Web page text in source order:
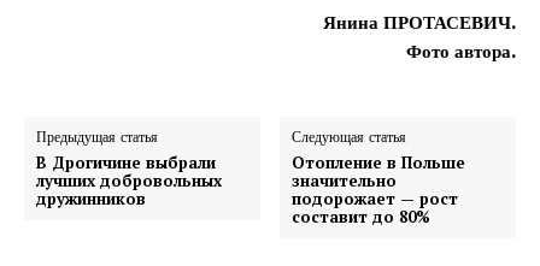
Янина ПРОТАСЕВИЧ.
Фото автора.
Предыдущая статья
В Дрогичине выбрали
лучших добровольных
дружинников
Следующая статья
Отопление в Польше
значительно
подорожает — рост
составит до 80%